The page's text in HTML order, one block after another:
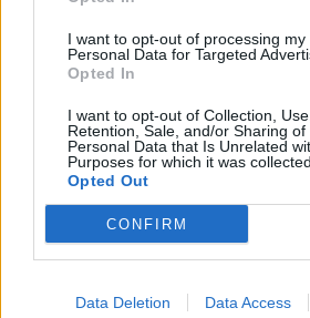
I want to opt-out of processing my
Personal Data for Targeted
Opted In
I want to opt-out of Collection, Use,
Retention, Sale, and/or Sharing of
Personal Data that Is Unrelated
Purposes for which it was collected.
Opted Out
CONFIRM
Data Deletion Data Access
šventė: istorikai kels
neatsakytus prezidento